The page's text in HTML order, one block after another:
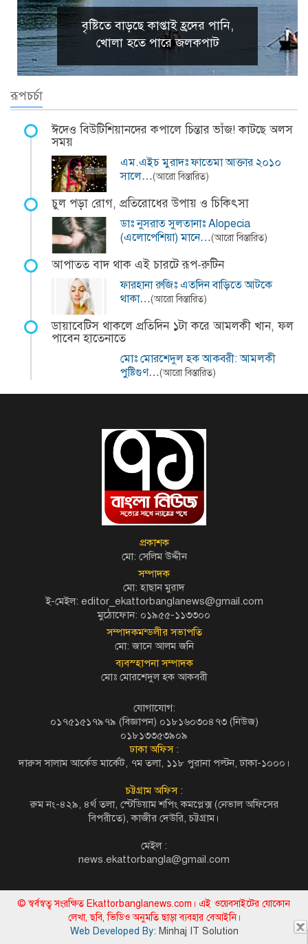
বৃষ্টিতে বাড়ছে কাপ্তাই হ্রদের পানি,
খোলা হতে পারে জলকপাট
রূপচর্চা
ঈদেও বিউটিশিয়ানদের কপালে চিন্তার ভাঁজ! কাটছে অলস
সময়
এম.এইচ মুরাদঃ ফাতেমা আক্তার ২০১০
সালে…(আরো বিস্তারিত)
চুল পড়া রোগ, প্রতিরোধের উপায় ও চিকিৎসা
ডাঃ নুসরাত সুলতানাঃ Alopecia
(এলোপেশিয়া) মানে…(আরো বিস্তারিত)
আপাতত বাদ থাক এই চারটে রূপ-রুটিন
ফারহানা রুজিঃ এতদিন বাড়িতে আটকে
থাকা…(আরো বিস্তারিত)
ডায়াবেটিস থাকলে প্রতিদিন ১টা করে আমলকী খান, ফল
পাবেন হাতেনাতে
মোঃ মোরশেদুল হক আকবরী: আমলকী
পুষ্টিগুণ…(আরো বিস্তারিত)
প্রকাশক
মো: সেলিম উদ্দীন
সম্পাদক
মো: হাছান মুরাদ
ই-মেইল: editor_ekattorbanglanews@gmail.com
মুঠোফোন: ০১৯৫৫-১১৩৩০০
সম্পাদকমন্ডলীর সভাপতি
মো: জানে আলম জনি
ব্যবস্হাপনা সম্পাদক
মোঃ মোরশেদুল হক আকবরী
যোগাযোগ:
০১৭৫১৫১৭৯৭৯ (বিজ্ঞাপন) ০১৮১৬০৩০৪৭৩ (নিউজ)
০১৮১৩৩৫৩৯০৯
ঢাকা অফিস :
দারুস সালাম আর্কেড মার্কেট, ৭ম তলা, ১১৮ পুরানা পল্টন, ঢাকা-১০০০।
চট্টগ্রাম অফিস :
রুম নং-৪২৯, ৪র্থ তলা, স্টেডিয়াম শপিং কমপ্লেক্স (নেভাল অফিসের
বিপরীতে), কাজীর দেউরি, চট্টগ্রাম।
মেইল :
news.ekattorbangla@gmail.com
© স্বর্বস্বত্ব সংরক্ষিত Ekattorbanglanews.com। এই ওয়েবসাইটের যোকোন
লেখা, ছবি, ভিডিও অনুমতি ছাড়া ব্যবহার বেআইনি।
Web Developed By: Minhaj IT Solution